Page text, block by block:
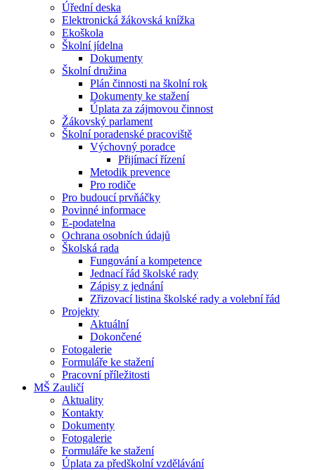
Úřední deska
Elektronická žákovská knížka
Ekoškola
Školní jídelna
Dokumenty
Školní družina
Plán činnosti na školní rok
Dokumenty ke stažení
Úplata za zájmovou činnost
Žákovský parlament
Školní poradenské pracoviště
Výchovný poradce
Přijímací řízení
Metodik prevence
Pro rodiče
Pro budoucí prvňáčky
Povinné informace
E-podatelna
Ochrana osobních údajů
Školská rada
Fungování a kompetence
Jednací řád školské rady
Zápisy z jednání
Zřizovací listina školské rady a volební řád
Projekty
Aktuální
Dokončené
Fotogalerie
Formuláře ke stažení
Pracovní příležitosti
MŠ Zauličí
Aktuality
Kontakty
Dokumenty
Fotogalerie
Formuláře ke stažení
Úplata za předškolní vzdělávání